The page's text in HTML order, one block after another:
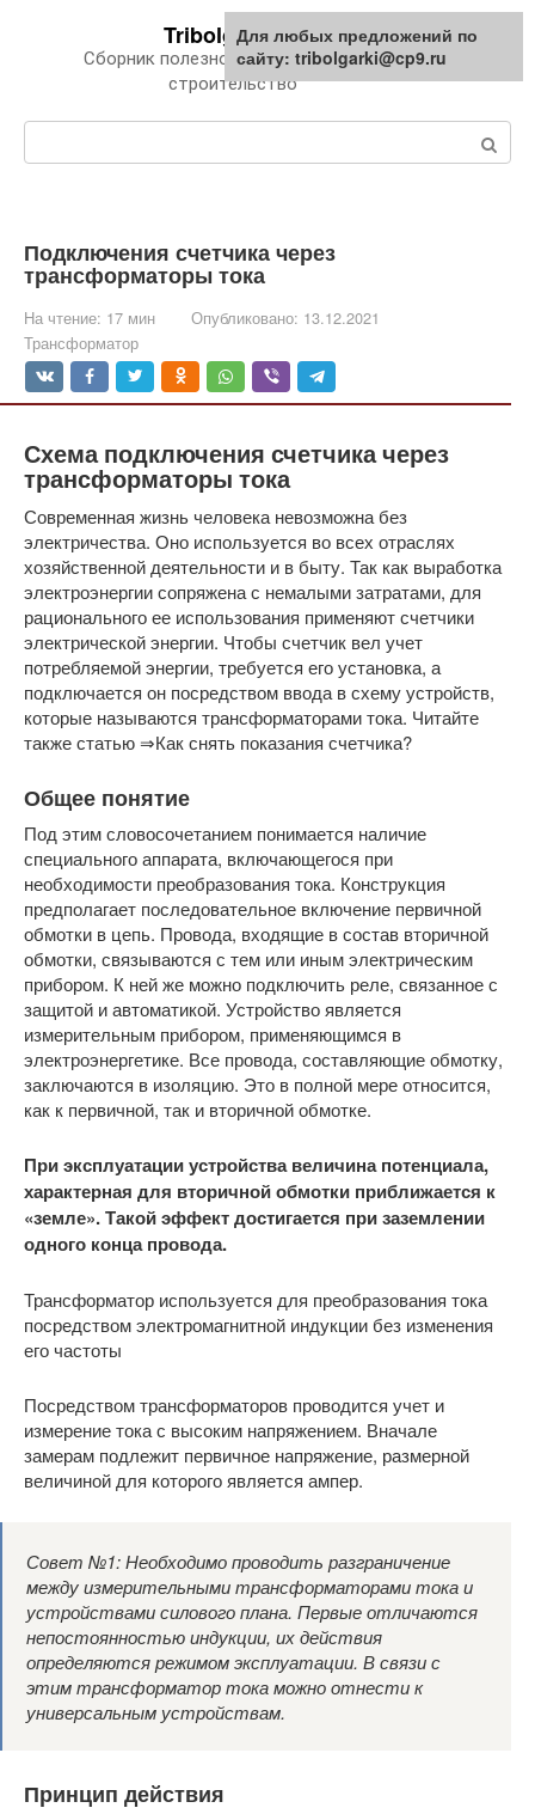
Tribolgarki.ru
Сборник полезной информации про
строительство
Подключения счетчика через
трансформаторы тока
На чтение: 17 мин Опубликовано: 13.12.2021
Трансформатор
Схема подключения счетчика через
трансформаторы тока
Современная жизнь человека невозможна без
электричества. Оно используется во всех отраслях
хозяйственной деятельности и в быту. Так как выработка
электроэнергии сопряжена с немалыми затратами, для
рационального ее использования применяют счетчики
электрической энергии. Чтобы счетчик вел учет
потребляемой энергии, требуется его установка, а
подключается он посредством ввода в схему устройств,
которые называются трансформаторами тока. Читайте
также статью ⇒Как снять показания счетчика?
Общее понятие
Под этим словосочетанием понимается наличие
специального аппарата, включающегося при
необходимости преобразования тока. Конструкция
предполагает последовательное включение первичной
обмотки в цепь. Провода, входящие в состав вторичной
обмотки, связываются с тем или иным электрическим
прибором. К ней же можно подключить реле, связанное с
защитой и автоматикой. Устройство является
измерительным прибором, применяющимся в
электроэнергетике. Все провода, составляющие обмотку,
заключаются в изоляцию. Это в полной мере относится,
как к первичной, так и вторичной обмотке.
При эксплуатации устройства величина потенциала,
характерная для вторичной обмотки приближается к
«земле». Такой эффект достигается при заземлении
одного конца провода.
Трансформатор используется для преобразования тока
посредством электромагнитной индукции без изменения
его частоты
Посредством трансформаторов проводится учет и
измерение тока с высоким напряжением. Вначале
замерам подлежит первичное напряжение, размерной
величиной для которого является ампер.
Совет №1: Необходимо проводить разграничение
между измерительными трансформаторами тока и
устройствами силового плана. Первые отличаются
непостоянностью индукции, их действия
определяются режимом эксплуатации. В связи с
этим трансформатор тока можно отнести к
универсальным устройствам.
Принцип действия
Для любых предложений по
сайту: tribolgarki@cp9.ru